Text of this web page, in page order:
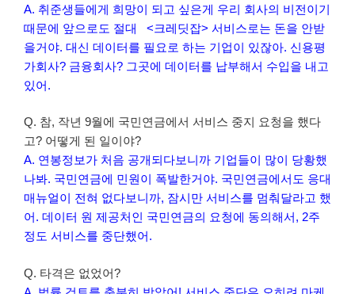
A. 취준생들에게 희망이 되고 싶은게 우리 회사의 비전이기
때문에 앞으로도 절대 <크레딧잡> 서비스로는 돈을 안받
을거야. 대신 데이터를 필요로 하는 기업이 있잖아. 신용평
가회사? 금융회사? 그곳에 데이터를 납부해서 수입을 내고
있어.
Q. 참, 작년 9월에 국민연금에서 서비스 중지 요청을 했다
고? 어떻게 된 일이야?
A. 연봉정보가 처음 공개되다보니까 기업들이 많이 당황했
나봐. 국민연금에 민원이 폭발한거야. 국민연금에서도 응대
매뉴얼이 전혀 없다보니까, 잠시만 서비스를 멈춰달라고 했
어. 데이터 원 제공처인 국민연금의 요청에 동의해서, 2주
정도 서비스를 중단했어.
Q. 타격은 없었어?